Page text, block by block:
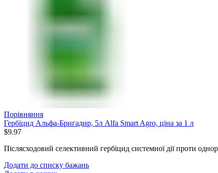
Порівняння
Гербіцид Альфа-Бригадир, 5л Alfa Smart Agro, ціна за 1 л
$9.97
Післясходовий селективний гербіцид системної дії проти
Додати до списку бажань